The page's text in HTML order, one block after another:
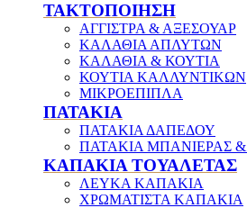
ΤΑΚΤΟΠΟΙΗΣΗ
ΑΓΓΙΣΤΡΑ & ΑΞΕΣΟΥΑΡ
ΚΑΛΑΘΙΑ ΑΠΛΥΤΩΝ
ΚΑΛΑΘΙΑ & ΚΟΥΤΙΑ
ΚΟΥΤΙΑ ΚΑΛΛΥΝΤΙΚΩΝ
ΜΙΚΡΟΕΠΙΠΛΑ
ΠΑΤΑΚΙΑ
ΠΑΤΑΚΙΑ ΔΑΠΕΔΟΥ
ΠΑΤΑΚΙΑ ΜΠΑΝΙΕΡΑΣ
ΚΑΠΑΚΙΑ ΤΟΥΑΛΕΤΑΣ
ΛΕΥΚΑ ΚΑΠΑΚΙΑ
ΧΡΩΜΑΤΙΣΤΑ ΚΑΠΑΚΙΑ